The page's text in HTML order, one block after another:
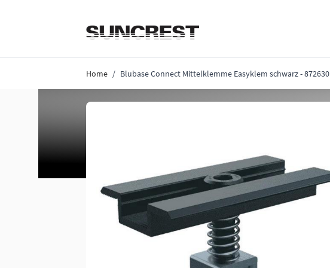
Home / Blubase Connect Mittelklemme Easyklem schwarz - 872630